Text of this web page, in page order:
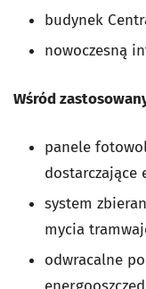
budynek
nowoczesną
Wśród
panele
dostarczające
system
mycia
odwracalne